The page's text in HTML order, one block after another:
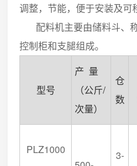
调整，节能，便于安装及可
配料机主要由储料斗、称
控制柜和支腿组成。
型号
产 量
（公斤/
次量）
仓
数
PLZ1000
3-